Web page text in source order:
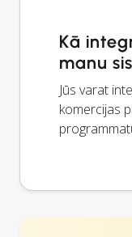
Kā
manu
Jūs varat
komercijas